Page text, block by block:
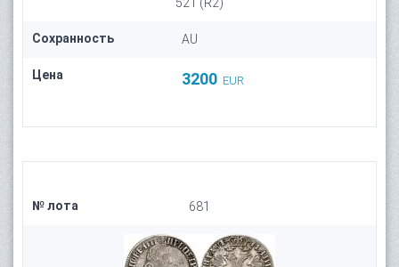
Сохранность AU
Цена 3200 EUR
№ лота 681